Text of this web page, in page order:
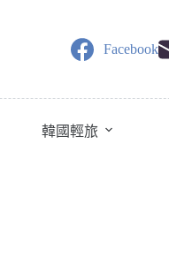
Facebook
韓國輕旅